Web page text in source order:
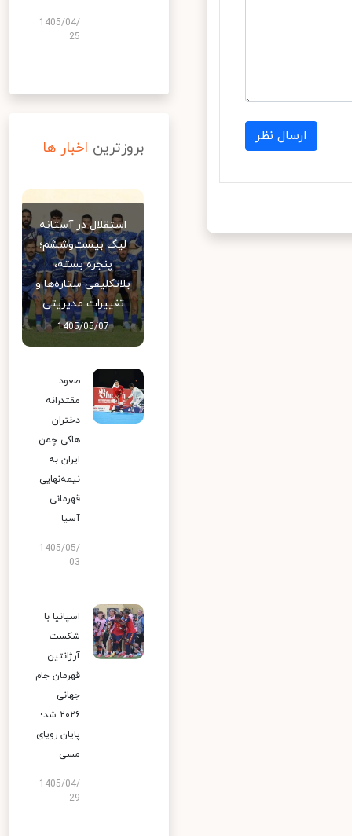
ارسال نظر
1405/04/
25
بروزترین اخبار ها
استقلال در آستانه
لیگ بیست‌وششم؛
پنجره بسته،
بلاتکلیفی ستاره‌ها و
تغییرات مدیریتی
1405/05/07
صعود
مقتدرانه
دختران
هاکی چمن
ایران به
نیمه‌نهایی
قهرمانی
آسیا
1405/05/
03
اسپانیا با
شکست
آرژانتین
قهرمان جام
جهانی
۲۰۲۶ شد؛
پایان رویای
مسی
1405/04/
29